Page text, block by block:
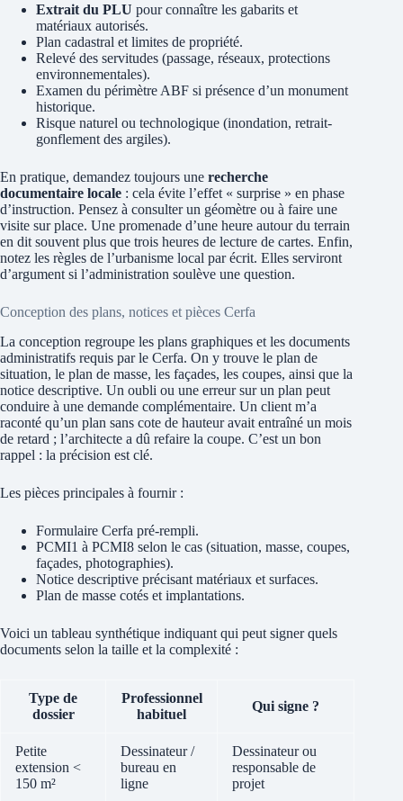
Extrait du PLU pour connaître les gabarits et
matériaux autorisés.
Plan cadastral et limites de propriété.
Relevé des servitudes (passage, réseaux, protections
environnementales).
Examen du périmètre ABF si présence d’un monument
historique.
Risque naturel ou technologique (inondation, retrait-
gonflement des argiles).
En pratique, demandez toujours une recherche
documentaire locale : cela évite l’effet « surprise » en phase
d’instruction. Pensez à consulter un géomètre ou à faire une
visite sur place. Une promenade d’une heure autour du terrain
en dit souvent plus que trois heures de lecture de cartes. Enfin,
notez les règles de l’urbanisme local par écrit. Elles serviront
d’argument si l’administration soulève une question.
Conception des plans, notices et pièces Cerfa
La conception regroupe les plans graphiques et les documents
administratifs requis par le Cerfa. On y trouve le plan de
situation, le plan de masse, les façades, les coupes, ainsi que la
notice descriptive. Un oubli ou une erreur sur un plan peut
conduire à une demande complémentaire. Un client m’a
raconté qu’un plan sans cote de hauteur avait entraîné un mois
de retard ; l’architecte a dû refaire la coupe. C’est un bon
rappel : la précision est clé.
Les pièces principales à fournir :
Formulaire Cerfa pré-rempli.
PCMI1 à PCMI8 selon le cas (situation, masse, coupes,
façades, photographies).
Notice descriptive précisant matériaux et surfaces.
Plan de masse cotés et implantations.
Voici un tableau synthétique indiquant qui peut signer quels
documents selon la taille et la complexité :
Type de
dossier
Professionnel
habituel
Qui signe ?
Petite
extension <
150 m²
Dessinateur /
bureau en
ligne
Dessinateur ou
responsable de
projet